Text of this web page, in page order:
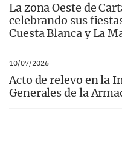
La zona Oeste de
celebrando sus
Cuesta Blanca y La
10/07/2026
Acto de relevo en la
Generales de la